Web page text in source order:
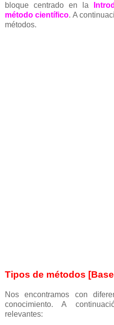
bloque centrado en la
método científico. A
métodos.
Tipos de métodos
Nos encontramos con
conocimiento. A
relevantes: